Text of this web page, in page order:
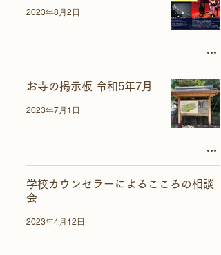
2023年8月2日
お寺の掲示板 令和5年7月
2023年7月1日
学校カウンセラーによるこころの相談
会
2023年4月12日